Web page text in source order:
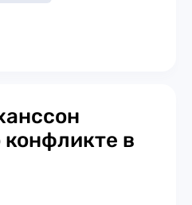
конфликте в